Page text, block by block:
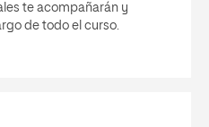
te acompañarán y
de todo el curso.